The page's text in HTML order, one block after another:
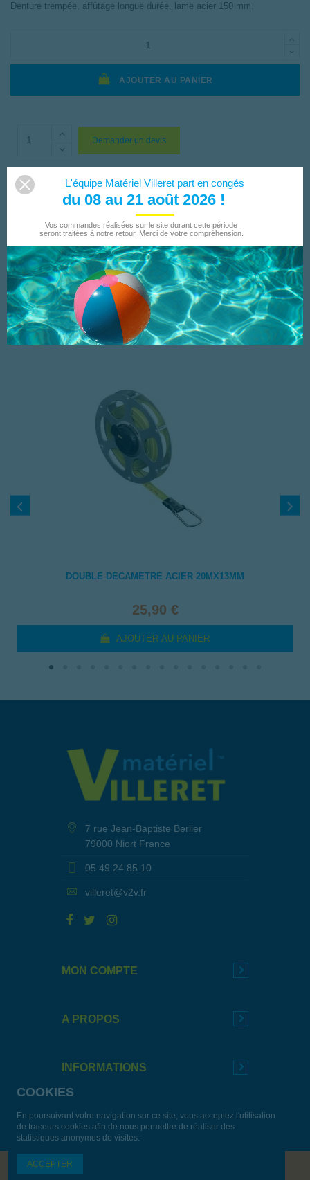
Denture trempée, affûtage longue durée, lame acier 150 mm.
AJOUTER AU PANIER
Demander un devis
DESCRIPTION
Pour découpe de toute forme dans les plaques de plâtre.
16 AUTRES PRODUITS DANS LA MÊME CATÉGORIE :
DOUBLE DECAMETRE ACIER 20MX13MM
25,90 €
AJOUTER AU PANIER
7 rue Jean-Baptiste Berlier
79000 Niort France
05 49 24 85 10
villeret@v2v.fr
MON COMPTE
A PROPOS
INFORMATIONS
Tous droits réservés. © 2019 Materiel Villeret –
COOKIES
En poursuivant votre navigation sur ce site, vous acceptez l'utilisation
de traceurs cookies afin de nous permettre de réaliser des
statistiques anonymes de visites.
ACCEPTER
L'équipe Matériel Villeret part en congés
du 08 au 21 août 2026 !
Vos commandes réalisées sur le site durant cette période
seront traitées à notre retour. Merci de votre compréhension.